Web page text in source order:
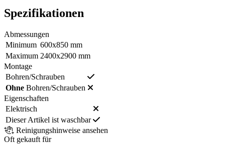
Spezifikationen
Abmessungen
Minimum 600x850 mm
Maximum 2400x2900 mm
Montage
Bohren/Schrauben
Ohne Bohren/Schrauben
Eigenschaften
Elektrisch
Dieser Artikel ist waschbar
Reinigungshinweise ansehen
Oft gekauft für